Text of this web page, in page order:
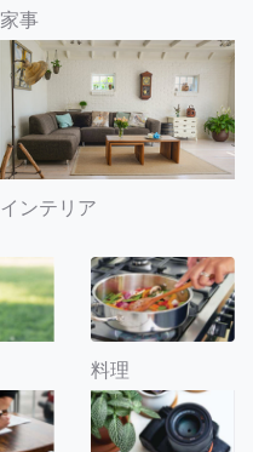
家事
インテリア
料理